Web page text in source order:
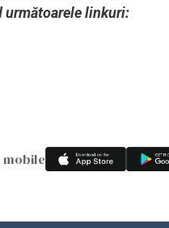
următoarele linkuri:
mobile